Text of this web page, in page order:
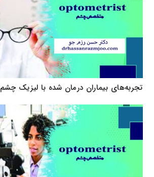
تجربه‌های بیماران درمان شده با لیزیک چشم